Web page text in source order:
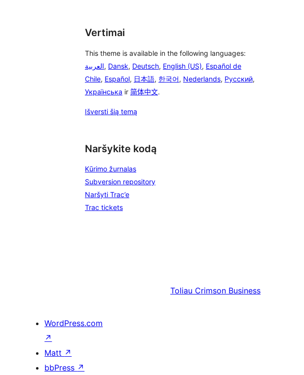
Vertimai
This theme is available in the following languages:
العربية, Dansk, Deutsch, English (US), Español de
Chile, Español, 日本語, 한국어, Nederlands, Русский,
Українська ir 简体中文.
Išversti šią temą
Naršykite kodą
Kūrimo žurnalas
Subversion repository
Naršyti Trac’e
Trac tickets
Toliau Crimson Business
WordPress.com
↗
Matt ↗
bbPress ↗